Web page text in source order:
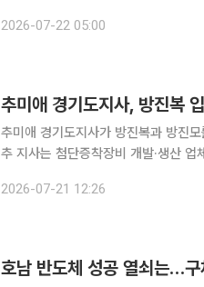
기반에는 소재·부품·장비(소부장) 기
2026-07-22 05:00
추미애 경기도지사가 방진복과 방진
추 지사는 첨단증착장비 개발·생산
요성을 강조했다. 21일 이
2026-07-21 12:26